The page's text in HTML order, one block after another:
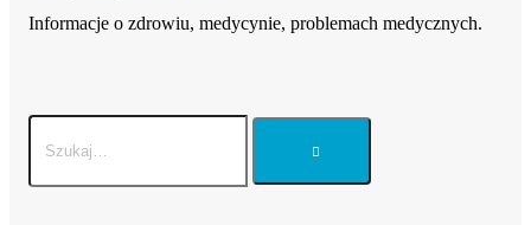
Informacje o zdrowiu, medycynie, problemach medycznych.